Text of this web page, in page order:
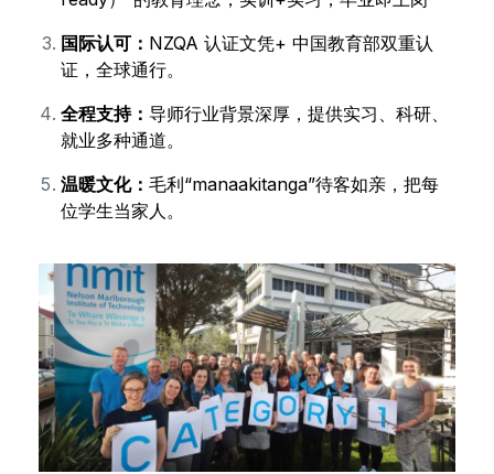
国际认可： NZQA 认证文凭+ 中国教育部双重认
证，全球通行。
全程支持： 导师行业背景深厚，提供实习、科研、
就业多种通道。
温暖文化： 毛利“manaakitanga”待客如亲，把每
位学生当家人。